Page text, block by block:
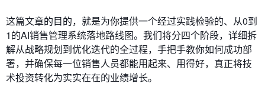
这篇文章的目的，就是为你提供一个经过实践检验的、从0到
1的AI销售管理系统落地路线图。我们将分四个阶段，详细拆
解从战略规划到优化迭代的全过程，手把手教你如何成功部
署，并确保每一位销售人员都能用起来、用得好，真正将技
术投资转化为实实在在的业绩增长。